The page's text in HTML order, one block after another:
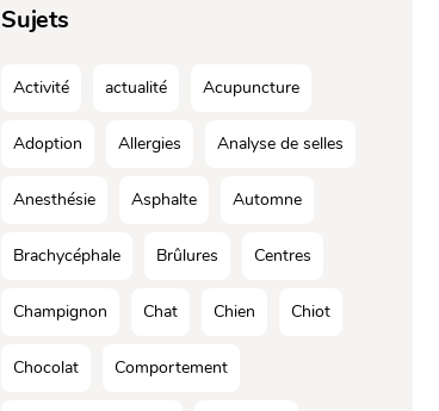
Sujets
Activité actualité Acupuncture
Adoption Allergies Analyse de selles
Anesthésie Asphalte Automne
Brachycéphale Brûlures Centres
Champignon Chat Chien Chiot
Chocolat Comportement